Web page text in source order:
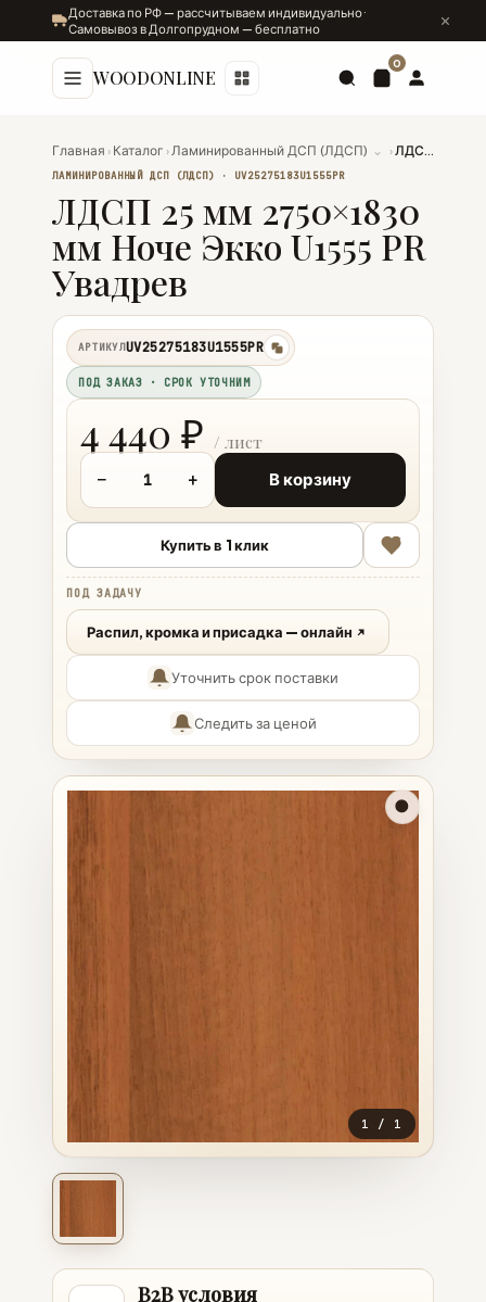
Доставка по РФ — рассчитываем индивидуально ·
Самовывоз в Долгопрудном — бесплатно
WOODONLINE
0
Главная › Каталог ›Ламинированный ДСП (ЛДСП) ⌄ › ЛДСП 25 мм 2750×1830 мм Ноче Экко U1555 PR Увадрев
ЛАМИНИРОВАННЫЙ ДСП (ЛДСП) · UV25275183U1555PR
ЛДСП 25 мм 2750×1830
мм Ноче Экко U1555 PR
Увадрев
1 / 1
АРТИКУЛUV25275183U1555PR
копировать
ПОД ЗАКАЗ · СРОК УТОЧНИМ
4 440 ₽
− + В корзину
Купить в 1 клик
ПОД ЗАДАЧУ
Распил, кромка и присадка — онлайн
Уточнить срок поставки
Следить за ценой
B2B условия